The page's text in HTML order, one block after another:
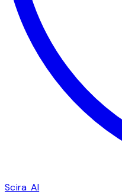
Scira AI